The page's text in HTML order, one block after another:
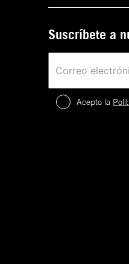
Suscríbete a
Acepto la